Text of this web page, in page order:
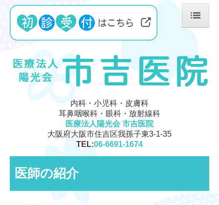
診療のご案内
はじめての方へ
内科・小児科・皮膚科
耳鼻咽喉科・眼科・放射線科
医療法人陽光会 市吉医院
大阪府大阪市住吉区我孫子東3-1-35
TEL:06-6691-1674
医師の紹介